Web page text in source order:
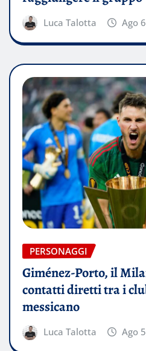
Luca Talotta Ago
PERSONAGGI
Giménez-Porto, il
contatti diretti tra i
messicano
Luca Talotta Ago